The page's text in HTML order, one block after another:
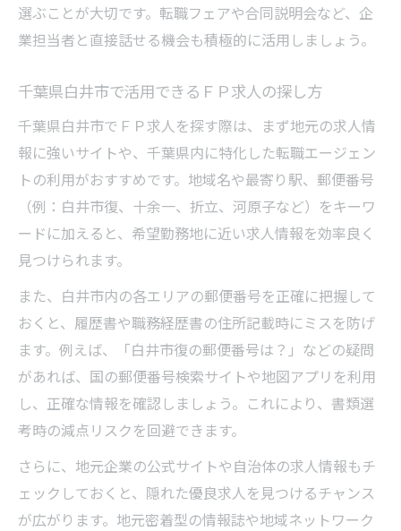
白井市の郵便番号を使った正しい住所記載
法
白井市特有の地名と住所表記のポイント
白井市内でＦＰ求人探しを効率化するためのコ
ツ
ＦＰ求人検索を効率化する地名・郵便番号
活用術
ＦＰ求人情報を短時間で集める検索方法
ＦＰ求人探しに使える地図サイトの選び方
白井市の郵便番号リストで求人探しを時短
応募通過率アップにつなげる地名確認の重要性
ＦＰ求人応募で地名確認が通過率に影響す
る理由
白井市の正確な地名記載でＦＰ求人通過率
向上
選ぶことが大切です。転職フェアや合同説明会など、企
業担当者と直接話せる機会も積極的に活用しましょう。
千葉県白井市で活用できるＦＰ求人の探し方
千葉県白井市でＦＰ求人を探す際は、まず地元の求人情
報に強いサイトや、千葉県内に特化した転職エージェン
トの利用がおすすめです。地域名や最寄り駅、郵便番号
（例：白井市復、十余一、折立、河原子など）をキーワ
ードに加えると、希望勤務地に近い求人情報を効率良く
見つけられます。
また、白井市内の各エリアの郵便番号を正確に把握して
おくと、履歴書や職務経歴書の住所記載時にミスを防げ
ます。例えば、「白井市復の郵便番号は？」などの疑問
があれば、国の郵便番号検索サイトや地図アプリを利用
し、正確な情報を確認しましょう。これにより、書類選
考時の減点リスクを回避できます。
さらに、地元企業の公式サイトや自治体の求人情報もチ
ェックしておくと、隠れた優良求人を見つけるチャンス
が広がります。地元密着型の情報誌や地域ネットワーク